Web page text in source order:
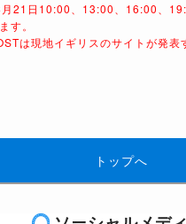
月21日10:00、13:00、16:00、
す。
は現地イギリスのサイトが発表
トップへ